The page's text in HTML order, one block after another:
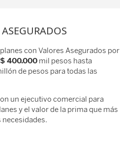
con Valores Asegurados por
$ 400.000 mil pesos hasta
de pesos para todas las
un ejecutivo comercial para
y el valor de la prima que más
necesidades.